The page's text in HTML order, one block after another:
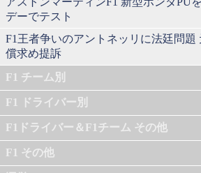
デーでテスト
F1王者争いのアントネッリに法廷問題
償求め提訴
F1 チーム別
F1 ドライバー別
F1ドライバー＆F1チーム その他
F1 その他